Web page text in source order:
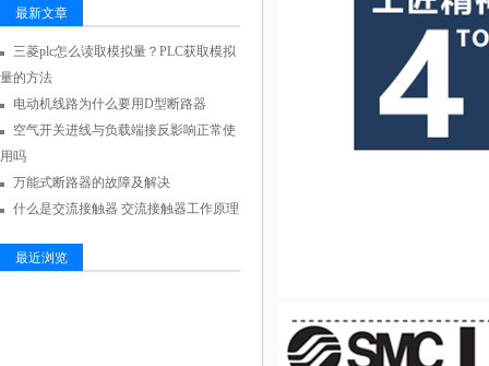
最新文章
三菱plc怎么读取模拟量？PLC获取模拟
量的方法
电动机线路为什么要用D型断路器
空气开关进线与负载端接反影响正常使
用吗
万能式断路器的故障及解决
什么是交流接触器 交流接触器工作原理
最近浏览